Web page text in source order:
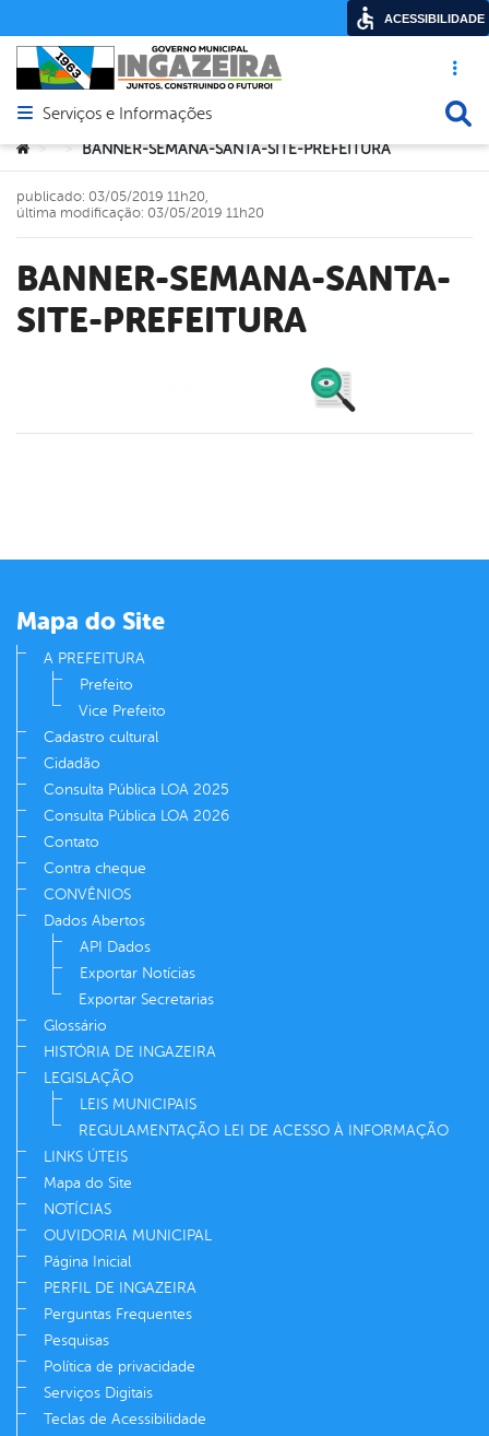
Acesso
Abrir menu principal de navegação
Serviços e Informações
Você está aqui:
> > BANNER-SEMANA-SANTA-SITE-PREFEITURA
BANNER-SEMANA-SANTA-
SITE-PREFEITURA
publicado: 03/05/2019 11h20,
última modificação: 03/05/2019 11h20
Mapa do Site
A PREFEITURA
Prefeito
Vice Prefeito
Cadastro cultural
Cidadão
Consulta Pública LOA 2025
Consulta Pública LOA 2026
Contato
Contra cheque
CONVÊNIOS
Dados Abertos
API Dados
Exportar Notícias
Exportar Secretarias
Glossário
HISTÓRIA DE INGAZEIRA
LEGISLAÇÃO
LEIS MUNICIPAIS
REGULAMENTAÇÃO LEI DE ACESSO À INFORMAÇÃO
LINKS ÚTEIS
Mapa do Site
NOTÍCIAS
OUVIDORIA MUNICIPAL
Página Inicial
PERFIL DE INGAZEIRA
Perguntas Frequentes
Pesquisas
Política de privacidade
Serviços Digitais
Teclas de Acessibilidade
ACESSIBILIDADE